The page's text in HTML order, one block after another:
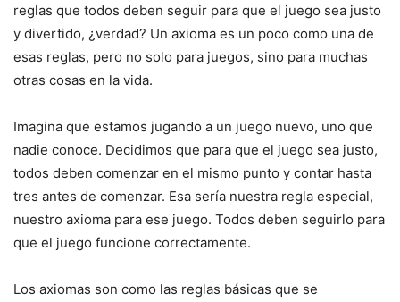
reglas que todos deben seguir para que el juego sea justo
y divertido, ¿verdad? Un axioma es un poco como una de
esas reglas, pero no solo para juegos, sino para muchas
otras cosas en la vida.
Imagina que estamos jugando a un juego nuevo, uno que
nadie conoce. Decidimos que para que el juego sea justo,
todos deben comenzar en el mismo punto y contar hasta
tres antes de comenzar. Esa sería nuestra regla especial,
nuestro axioma para ese juego. Todos deben seguirlo para
que el juego funcione correctamente.
Los axiomas son como las reglas básicas que se